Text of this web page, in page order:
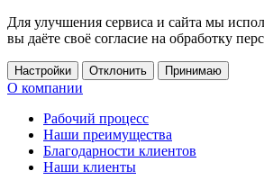
Для улучшения сервиса и сайта мы
вы даёте своё согласие на обработку
Настройки Отклонить Принимаю
О компании
Рабочий процесс
Наши преимущества
Благодарности клиентов
Наши клиенты